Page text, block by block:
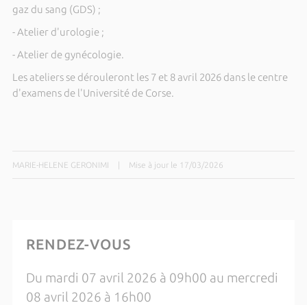
gaz du sang (GDS) ;
- Atelier d'urologie ;
- Atelier de gynécologie.
Les ateliers se dérouleront les 7 et 8 avril 2026 dans le centre
d'examens de l'Université de Corse.
MARIE-HELENE GERONIMI Mise à jour le 17/03/2026
RENDEZ-VOUS
Du mardi 07 avril 2026 à 09h00 au mercredi
08 avril 2026 à 16h00